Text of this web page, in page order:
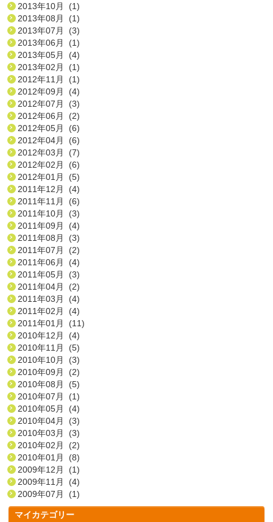
2013年10月 (1)
2013年08月 (1)
2013年07月 (3)
2013年06月 (1)
2013年05月 (4)
2013年02月 (1)
2012年11月 (1)
2012年09月 (4)
2012年07月 (3)
2012年06月 (2)
2012年05月 (6)
2012年04月 (6)
2012年03月 (7)
2012年02月 (6)
2012年01月 (5)
2011年12月 (4)
2011年11月 (6)
2011年10月 (3)
2011年09月 (4)
2011年08月 (3)
2011年07月 (2)
2011年06月 (4)
2011年05月 (3)
2011年04月 (2)
2011年03月 (4)
2011年02月 (4)
2011年01月 (11)
2010年12月 (4)
2010年11月 (5)
2010年10月 (3)
2010年09月 (2)
2010年08月 (5)
2010年07月 (1)
2010年05月 (4)
2010年04月 (3)
2010年03月 (3)
2010年02月 (2)
2010年01月 (8)
2009年12月 (1)
2009年11月 (4)
2009年07月 (1)
マイカテゴリー